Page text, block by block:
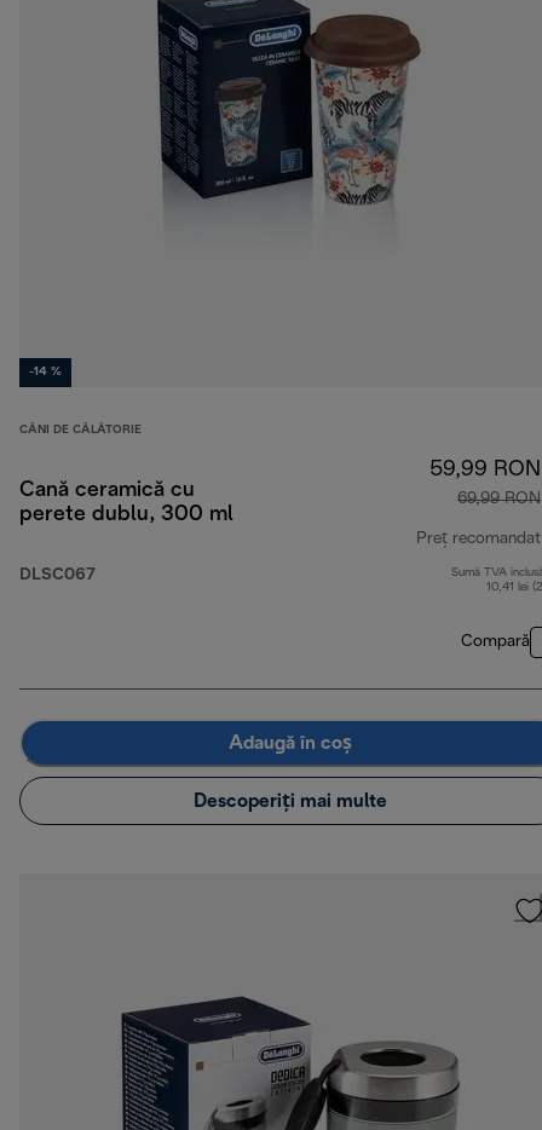
-14 %
CĂNI DE CĂLĂTORIE
Cană ceramică cu
perete dublu, 300 ml
DLSC067
59,99 RON
69,99 RON
Preț recomandat
Sumă TVA
10,41 lei
Compară
Adaugă în coș
Descoperiți mai multe